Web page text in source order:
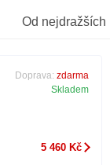
Od nejdražších
Doprava: zdarma
Skladem
5 460 Kč